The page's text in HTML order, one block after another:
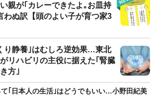
親が｢カレーできたよ｡お皿持
わぬ訳【頭のよい子が育つ家3
り静養｣はむしろ逆効果…東北
リハビリの主役に据えた｢腎臓
方｣
｢日本人の生活｣はどうでもいい…小野田紀美